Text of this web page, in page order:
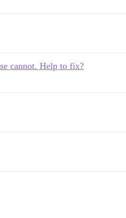
cannot. Help to fix?